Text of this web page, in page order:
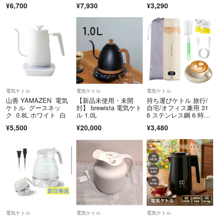
¥6,700 l 調理 蒸す 煮る 低温
調理 T-fal R2607-011
¥7,930 ¥3,290
電気ケトル
山善 YAMAZEN 電気
ケトル グースネッ
ク 0.8L ホワイト 白
¥5,500
電気ケトル
【新品未使用・未開
封】 brewista 電気ケト
ル 1.0L
¥20,000
電気ケトル
持ち運びケトル 旅行/
自宅/オフィス兼用 31
6 ステンレス鋼 6 時間
¥3,480
電気ケトル 電気ケトル 電気ケトル